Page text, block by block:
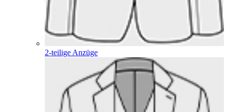
2-teilige Anzüge